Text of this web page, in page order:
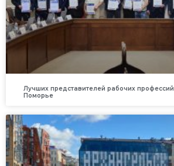
Лучших представителей рабочих
Поморье